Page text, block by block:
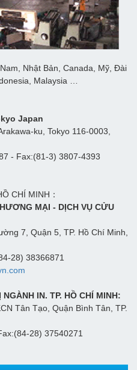
Nhật Bản, Canada, Mỹ, Đài
Malaysia …
Japan
ku, Tokyo 116-0003,
- Fax:(81-3) 3807-4393
CHÍ MINH：
MẠI - DỊCH VỤ CỬU
7, Quận 5, TP. Hồ Chí Minh,
28) 38366871
IN. TP. HỒ CHÍ MINH:
Tân Tạo, Quận Bình Tân, TP.
28) 37540271